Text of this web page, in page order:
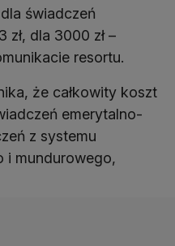
świadczeń
zł, dla 3000 zł –
resortu.
że całkowity koszt
emerytalno-
z systemu
i mundurowego,